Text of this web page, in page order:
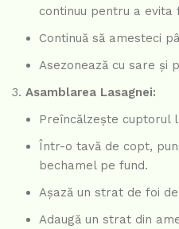
continuu pentru a
Continuă să amesteci
Asezonează cu sare și
Asamblarea Lasagnei:
Preîncălzește cuptorul
Într-o tavă de copt,
bechamel pe fund.
Așază un strat de foi
Adaugă un strat din